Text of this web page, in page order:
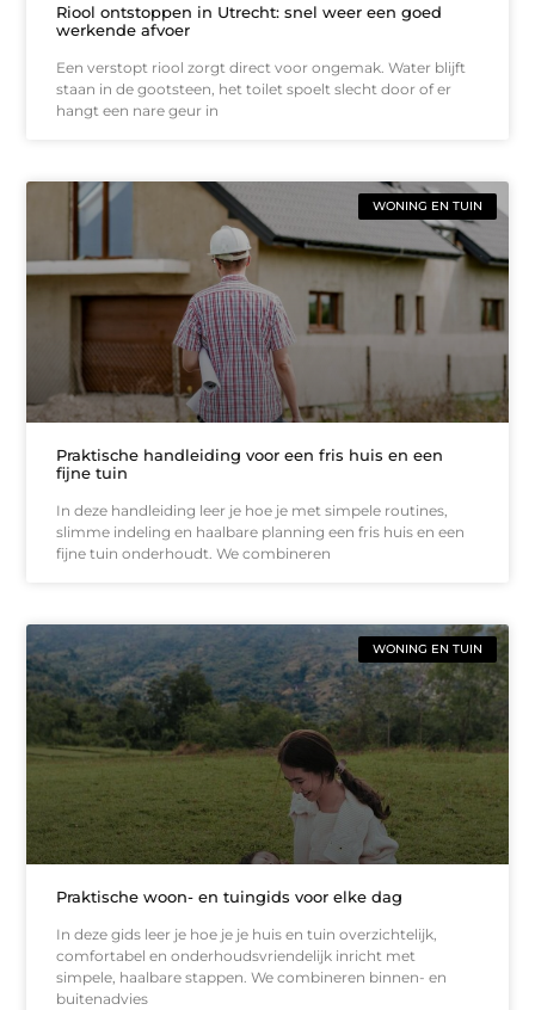
Riool ontstoppen in Utrecht: snel weer een goed
werkende afvoer
Een verstopt riool zorgt direct voor ongemak. Water blijft
staan in de gootsteen, het toilet spoelt slecht door of er
hangt een nare geur in
WONING EN TUIN
Praktische handleiding voor een fris huis en een
fijne tuin
In deze handleiding leer je hoe je met simpele routines,
slimme indeling en haalbare planning een fris huis en een
fijne tuin onderhoudt. We combineren
WONING EN TUIN
Praktische woon- en tuingids voor elke dag
In deze gids leer je hoe je je huis en tuin overzichtelijk,
comfortabel en onderhoudsvriendelijk inricht met
simpele, haalbare stappen. We combineren binnen- en
buitenadvies